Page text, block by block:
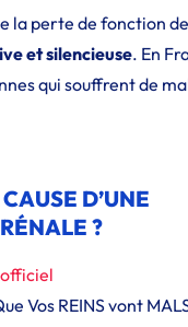
la perte de fonction
et silencieuse. En
qui souffrent de
D’UNE
?
Vos REINS vont